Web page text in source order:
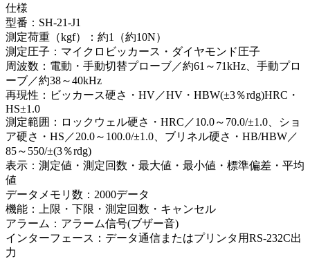
仕様
型番：SH-21-J1
測定荷重（kgf）：約1（約10N）
測定圧子：マイクロビッカース・ダイヤモンド圧子
周波数：電動・手動切替プローブ／約61～71kHz、手動プロ
ーブ／約38～40kHz
再現性：ビッカース硬さ・HV／HV・HBW(±3％rdg)HRC・
HS±1.0
測定範囲：ロックウェル硬さ・HRC／10.0～70.0/±1.0、ショ
ア硬さ・HS／20.0～100.0/±1.0、ブリネル硬さ・HB/HBW／
85～550/±(3％rdg)
表示：測定値・測定回数・最大値・最小値・標準偏差・平均
値
データメモリ数：2000データ
機能：上限・下限・測定回数・キャンセル
アラーム：アラーム信号(ブザー音)
インターフェース：データ通信またはプリンタ用RS-232C出
力